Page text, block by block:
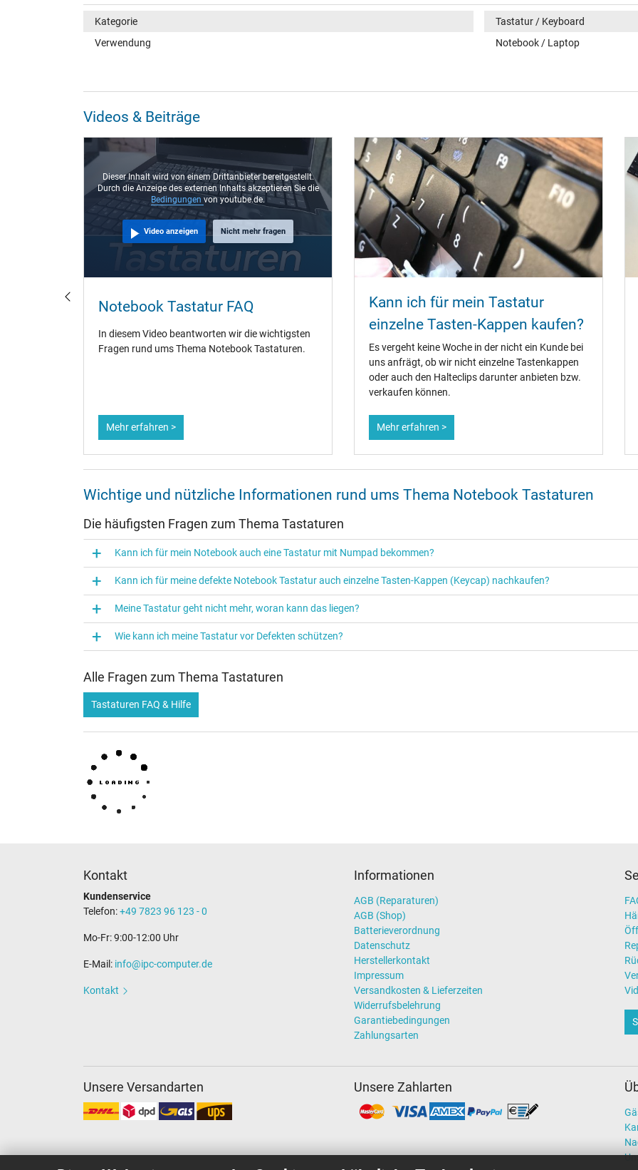
Kategorie
Tastatur / Keyboard
Verwendung
Notebook / Laptop
Videos & Beiträge
Dieser Inhalt wird von einem Drittanbieter bereitgestellt.
Durch die Anzeige des externen Inhalts akzeptieren Sie die
Bedingungen von youtube.de.
Video anzeigen Nicht mehr fragen
Notebook Tastatur FAQ
In diesem Video beantworten wir die wichtigsten
Fragen rund ums Thema Notebook Tastaturen.
Mehr erfahren >
Kann ich für mein Tastatur
einzelne Tasten-Kappen kaufen?
Es vergeht keine Woche in der nicht ein Kunde bei
uns anfrägt, ob wir nicht einzelne Tastenkappen
oder auch den Halteclips darunter anbieten bzw.
verkaufen können.
Mehr erfahren >
Wichtige und nützliche Informationen rund ums Thema Notebook Tastaturen
Die häufigsten Fragen zum Thema Tastaturen
Kann ich für mein Notebook auch eine Tastatur mit Numpad bekommen?
Kann ich für meine defekte Notebook Tastatur auch einzelne Tasten-Kappen (Keycap) nachkaufen?
Meine Tastatur geht nicht mehr, woran kann das liegen?
Wie kann ich meine Tastatur vor Defekten schützen?
Alle Fragen zum Thema Tastaturen
Tastaturen FAQ & Hilfe
Kontakt
Kundenservice
Telefon:+49 7823 96 123 - 0
Mo-Fr: 9:00-12:00 Uhr
E-Mail: info@ipc-computer.de
Kontakt
Informationen
AGB (Reparaturen)
AGB (Shop)
Batterieverordnung
Datenschutz
Herstellerkontakt
Impressum
Versandkosten & Lieferzeiten
Widerrufsbelehrung
Garantiebedingungen
Zahlungsarten
Unsere Versandarten Unsere Zahlarten